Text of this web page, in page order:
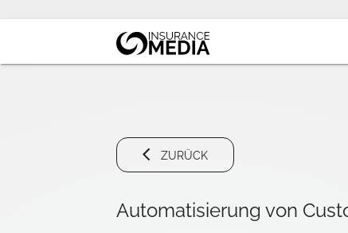
ZURÜCK
Automatisierung von